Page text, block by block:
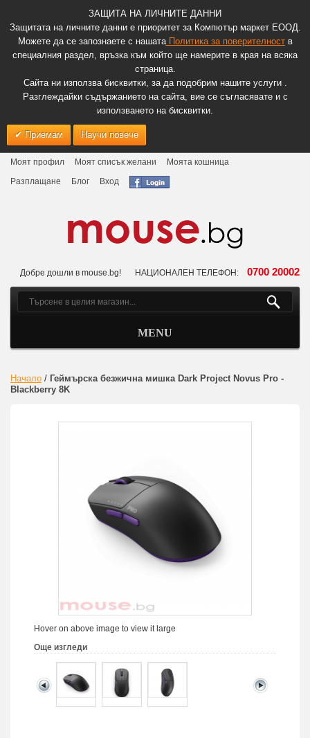
ЗАЩИТА НА ЛИЧНИТЕ ДАННИ
Защитата на личните данни е приоритет за Компютър маркет ЕООД.
Можете да се запознаете с нашатаПолитика за поверителноств
специалния раздел, връзка към който ще намерите в края на всяка
страница.
Сайта ни използва бисквитки, за да подобрим нашите услуги .
Разглеждайки съдържанието на сайта, вие се съгласявате и с
използването на бисквитки.
Приемам Научи повече
Моят профил Моят списък желани
Моята кошница
Разплащане
Блог Вход
Добре дошли в mouse.bg! НАЦИОНАЛЕН ТЕЛЕФОН: 0700 20002
MENU
Начало / Геймърска безжична мишка Dark Project Novus Pro -
Blackberry 8K
Hover on above image to view it large
Още изгледи